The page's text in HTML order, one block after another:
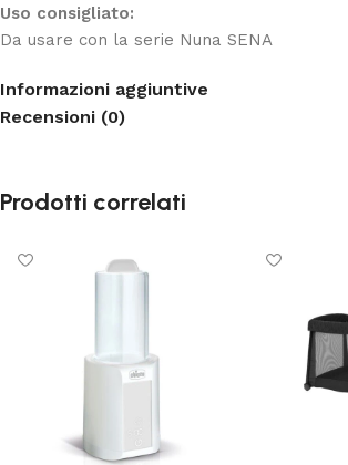
Uso consigliato:
Da usare con la serie Nuna SENA
Informazioni aggiuntive
Recensioni (0)
Prodotti correlati